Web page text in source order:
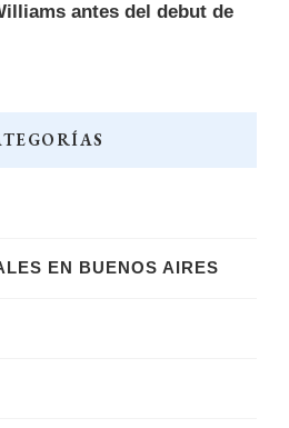
antes del debut de
EN BUENOS AIRES